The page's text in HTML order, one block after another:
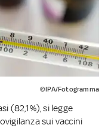
©IPA/Fotogramma
(82,1%), si legge
sui vaccini